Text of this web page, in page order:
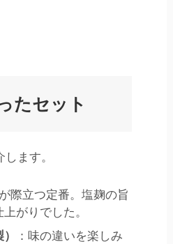
たセット
ます。
際立つ定番。塩麹の旨
がりでした。
：味の違いを楽しみ